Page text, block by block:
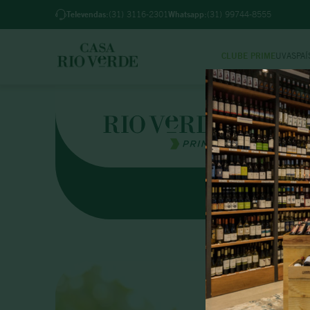
Televendas: (31) 3116-2301 Whatsapp: (31) 99744-8555
BH pedidos feitos até 18h (2ª a 6ª) e até 12h (sab)
CLUBE PRIME UVAS
1º
2º
3º
4º
5º
6º
7º
8º
9º